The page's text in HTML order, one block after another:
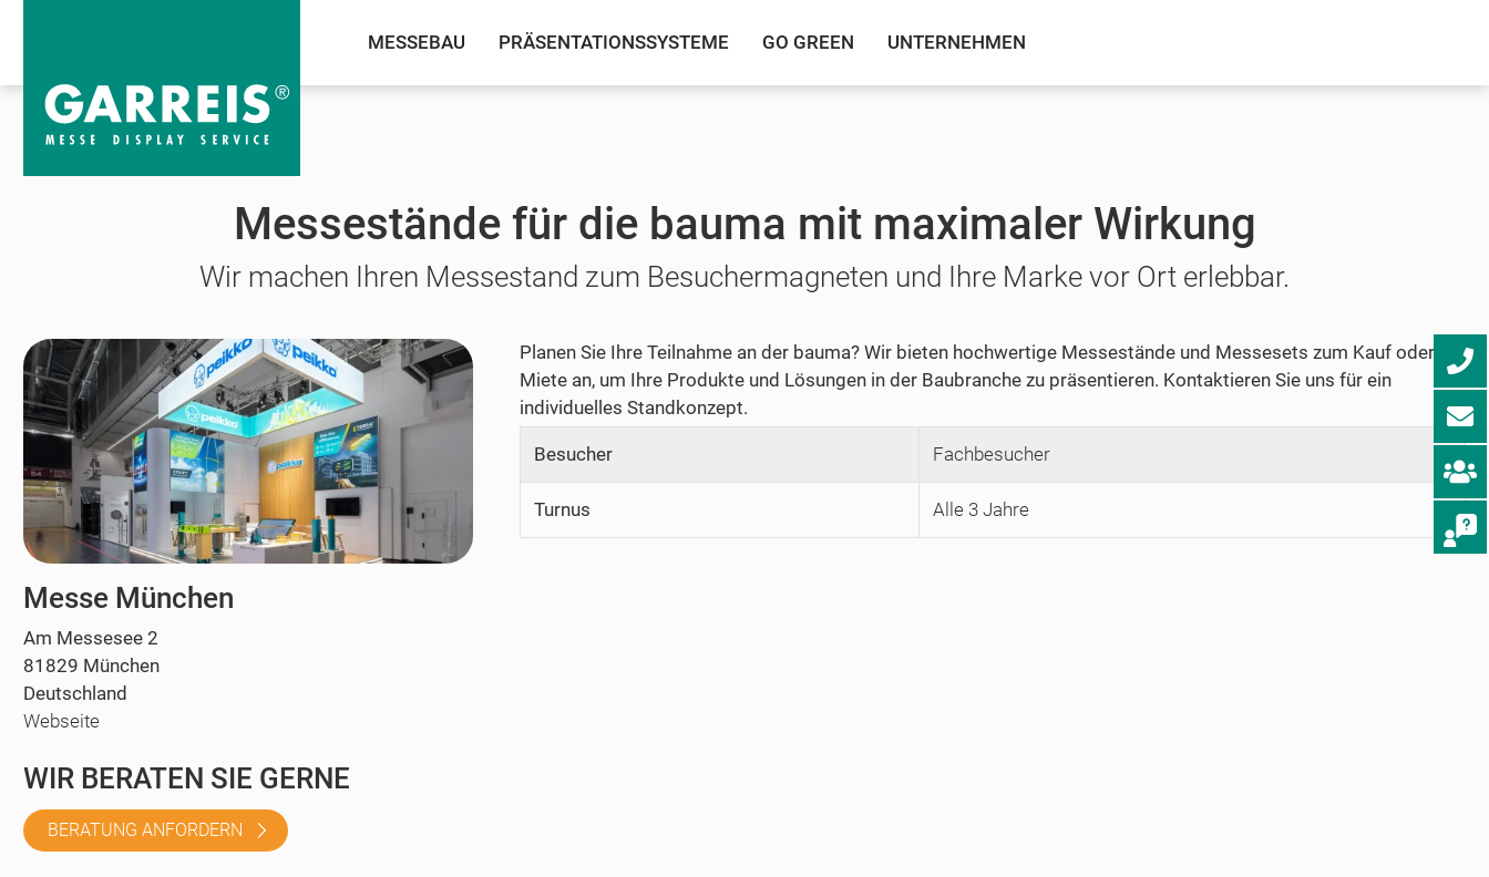
MESSEBAU PRÄSENTATIONSSYSTEME GO GREEN UNTERNEHMEN
Messekalender bauma
Messestände für die bauma mit maximaler Wirkung
Wir machen Ihren Messestand zum Besuchermagneten und Ihre Marke vor Ort erlebbar.
Messe München
Am Messesee 2
81829 München
Deutschland
Webseite
WIR BERATEN SIE GERNE
BERATUNG ANFORDERN
Planen Sie Ihre Teilnahme an der bauma? Wir bieten hochwertige Messestände und Messesets zum Kauf oder zur
Miete an, um Ihre Produkte und Lösungen in der Baubranche zu präsentieren. Kontaktieren Sie uns für ein
individuelles Standkonzept.
Besucher Fachbesucher
Turnus Alle 3 Jahre